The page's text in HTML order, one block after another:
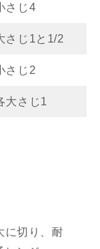
さじ4
さじ1と1/2
さじ2
大さじ1
に切り、耐